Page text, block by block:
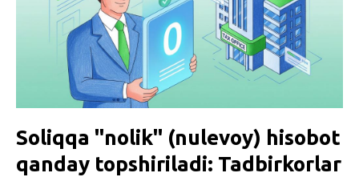
Soliqqa "nolik" (nulevoy) hisobot
qanday topshiriladi: Tadbirkorlar